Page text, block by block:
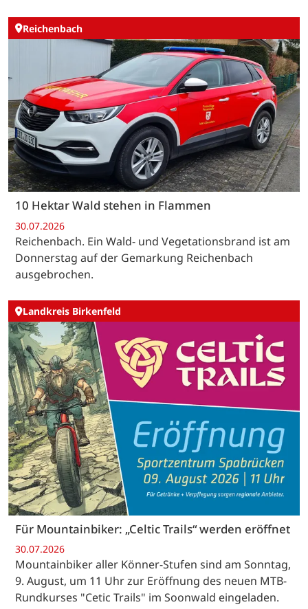
Reichenbach
10 Hektar Wald stehen in Flammen
30.07.2026
Reichenbach. Ein Wald- und Vegetationsbrand ist am
Donnerstag auf der Gemarkung Reichenbach
ausgebrochen.
Landkreis Birkenfeld
Für Mountainbiker: „Celtic Trails“ werden eröffnet
30.07.2026
Mountainbiker aller Könner-Stufen sind am Sonntag,
9. August, um 11 Uhr zur Eröffnung des neuen MTB-
Rundkurses "Cetic Trails" im Soonwald eingeladen.